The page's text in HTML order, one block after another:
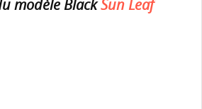
modèle BlackSun Leaf